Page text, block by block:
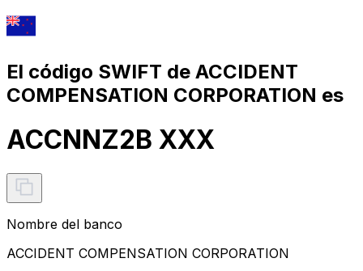
El código SWIFT de ACCIDENT
COMPENSATION CORPORATION es
ACCNNZ2B XXX
Nombre del banco
ACCIDENT COMPENSATION CORPORATION